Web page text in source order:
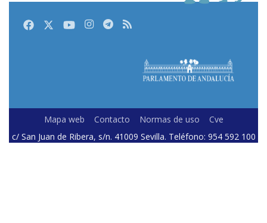
FacebookTwitterYoutubeInstagram
Telegram
RSS
Mapa web Contacto Normas de uso
Cve
c/ San Juan de Ribera, s/n. 41009 Sevilla. Teléfono: 954 592 100